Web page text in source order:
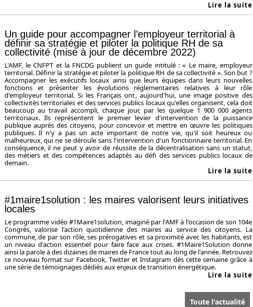
Lire la suite
Un guide pour accompagner l’employeur territorial à
définir sa stratégie et piloter la politique RH de sa
collectivité (mise à jour de décembre 2022)
L'AMF, le CNFPT et la FNCDG publient un guide intitulé : « Le maire, employeur
territorial. Définir la stratégie et piloter la politique RH de sa collectivité ». Son but ?
Accompagner les exécutifs locaux ainsi que leurs équipes dans leurs nouvelles
fonctions et présenter les évolutions réglementaires relatives à leur rôle
d'employeur territorial. Si les Français ont, aujourd'hui, une image positive des
collectivités territoriales et des services publics locaux qu'elles organisent, cela doit
beaucoup au travail accompli, chaque jour, par les quelque 1 900 000 agents
territoriaux. Ils représentent le premier levier d'intervention de la puissance
publique auprès des citoyens, pour concevoir et mettre en œuvre les politiques
publiques. Il n'y a pas un acte important de notre vie, qu'il soit heureux ou
malheureux, qui ne se déroule sans l'intervention d'un fonctionnaire territorial. En
conséquence, il ne peut y avoir de réussite de la décentralisation sans un statut,
des métiers et des compétences adaptés au défi des services publics locaux de
demain.
Lire la suite
#1maire1solution : les maires valorisent leurs initiatives
locales
Le programme vidéo #1Maire1solution, imaginé par l'AMF à l'occasion de son 104e
Congrès, valorise l'action quotidienne des maires au service des citoyens. La
commune, de par son rôle, ses prérogatives et sa proximité avec les habitants, est
un niveau d'action essentiel pour faire face aux crises. #1Maire1Solution donne
ainsi la parole à des dizaines de maires de France tout au long de l'année. Retrouvez
ce nouveau format sur Facebook, Twitter et Instagram dès cette semaine grâce à
une série de témoignages dédiés aux enjeux de transition énergétique.
Lire la suite
Toute l'actualité